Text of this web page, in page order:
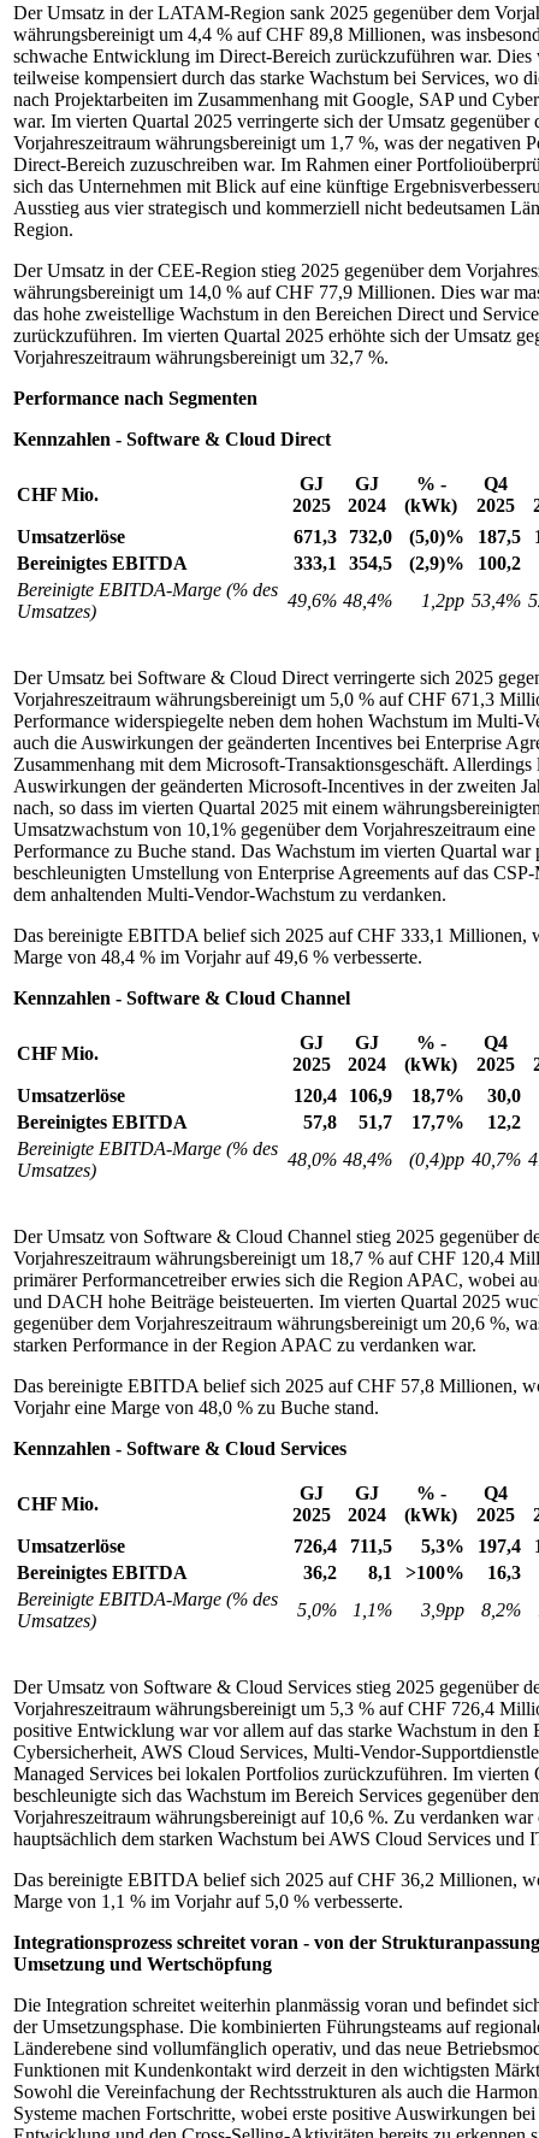
Der Umsatz in der LATAM-Region sank 2025 gegenüber dem
währungsbereinigt um 4,4 % auf CHF 89,8 Millionen, was
schwache Entwicklung im Direct-Bereich zurückzuführen war. Dies
teilweise kompensiert durch das starke Wachstum bei Services, wo
nach Projektarbeiten im Zusammenhang mit Google, SAP und
war. Im vierten Quartal 2025 verringerte sich der Umsatz gegenüber
Vorjahreszeitraum währungsbereinigt um 1,7 %, was der negativen
Direct-Bereich zuzuschreiben war. Im Rahmen einer
sich das Unternehmen mit Blick auf eine künftige
Ausstieg aus vier strategisch und kommerziell nicht bedeutsamen
Region.
Der Umsatz in der CEE-Region stieg 2025 gegenüber dem
währungsbereinigt um 14,0 % auf CHF 77,9 Millionen. Dies war
das hohe zweistellige Wachstum in den Bereichen Direct und
zurückzuführen. Im vierten Quartal 2025 erhöhte sich der Umsatz
Vorjahreszeitraum währungsbereinigt um 32,7 %.
Performance nach Segmenten
Kennzahlen - Software & Cloud Direct
CHF Mio.
GJ
2025
GJ
2024
% -
(kWk)
Q4
2025
Umsatzerlöse
671,3 732,0 (5,0)% 187,5
Bereinigtes EBITDA
333,1 354,5 (2,9)%
100,2
Bereinigte EBITDA-Marge (% des
Umsatzes)
49,6% 48,4% 1,2pp 53,4%
Der Umsatz bei Software & Cloud Direct verringerte sich 2025
Vorjahreszeitraum währungsbereinigt um 5,0 % auf CHF 671,3
Performance widerspiegelte neben dem hohen Wachstum im Multi-
auch die Auswirkungen der geänderten Incentives bei Enterprise
Zusammenhang mit dem Microsoft-Transaktionsgeschäft. Allerdings
Auswirkungen der geänderten Microsoft-Incentives in der zweiten
nach, so dass im vierten Quartal 2025 mit einem
Umsatzwachstum von 10,1% gegenüber dem Vorjahreszeitraum eine
Performance zu Buche stand. Das Wachstum im vierten Quartal war
beschleunigten Umstellung von Enterprise Agreements auf das
dem anhaltenden Multi-Vendor-Wachstum zu verdanken.
Das bereinigte EBITDA belief sich 2025 auf CHF 333,1 Millionen,
Marge von 48,4 % im Vorjahr auf 49,6 % verbesserte.
Kennzahlen - Software & Cloud Channel
CHF Mio.
GJ
2025
GJ
2024
% -
(kWk)
Q4
2025
Umsatzerlöse
120,4 106,9 18,7%
30,0
Bereinigtes EBITDA
57,8 51,7 17,7%
12,2
Bereinigte EBITDA-Marge (% des
Umsatzes)
48,0% 48,4% (0,4)pp 40,7%
Der Umsatz von Software & Cloud Channel stieg 2025 gegenüber
Vorjahreszeitraum währungsbereinigt um 18,7 % auf CHF 120,4
primärer Performancetreiber erwies sich die Region APAC, wobei
und DACH hohe Beiträge beisteuerten. Im vierten Quartal 2025
gegenüber dem Vorjahreszeitraum währungsbereinigt um 20,6 %,
starken Performance in der Region APAC zu verdanken war.
Das bereinigte EBITDA belief sich 2025 auf CHF 57,8 Millionen,
Vorjahr eine Marge von 48,0 % zu Buche stand.
Kennzahlen - Software & Cloud Services
CHF Mio.
GJ
2025
GJ
2024
% -
(kWk)
Q4
2025
Umsatzerlöse
726,4 711,5 5,3% 197,4
Bereinigtes EBITDA
36,2 8,1 >100%
16,3
Bereinigte EBITDA-Marge (% des
Umsatzes)
5,0% 1,1% 3,9pp 8,2%
Der Umsatz von Software & Cloud Services stieg 2025 gegenüber
Vorjahreszeitraum währungsbereinigt um 5,3 % auf CHF 726,4
positive Entwicklung war vor allem auf das starke Wachstum in den
Cybersicherheit, AWS Cloud Services, Multi-Vendor-
Managed Services bei lokalen Portfolios zurückzuführen. Im vierten
beschleunigte sich das Wachstum im Bereich Services gegenüber
Vorjahreszeitraum währungsbereinigt auf 10,6 %. Zu verdanken war
hauptsächlich dem starken Wachstum bei AWS Cloud Services und
Das bereinigte EBITDA belief sich 2025 auf CHF 36,2 Millionen,
Marge von 1,1 % im Vorjahr auf 5,0 % verbesserte.
Integrationsprozess schreitet voran - von der
Umsetzung und Wertschöpfung
Die Integration schreitet weiterhin planmässig voran und befindet
der Umsetzungsphase. Die kombinierten Führungsteams auf
Länderebene sind vollumfänglich operativ, und das neue
Funktionen mit Kundenkontakt wird derzeit in den wichtigsten
Sowohl die Vereinfachung der Rechtsstrukturen als auch die
Systeme machen Fortschritte, wobei erste positive Auswirkungen